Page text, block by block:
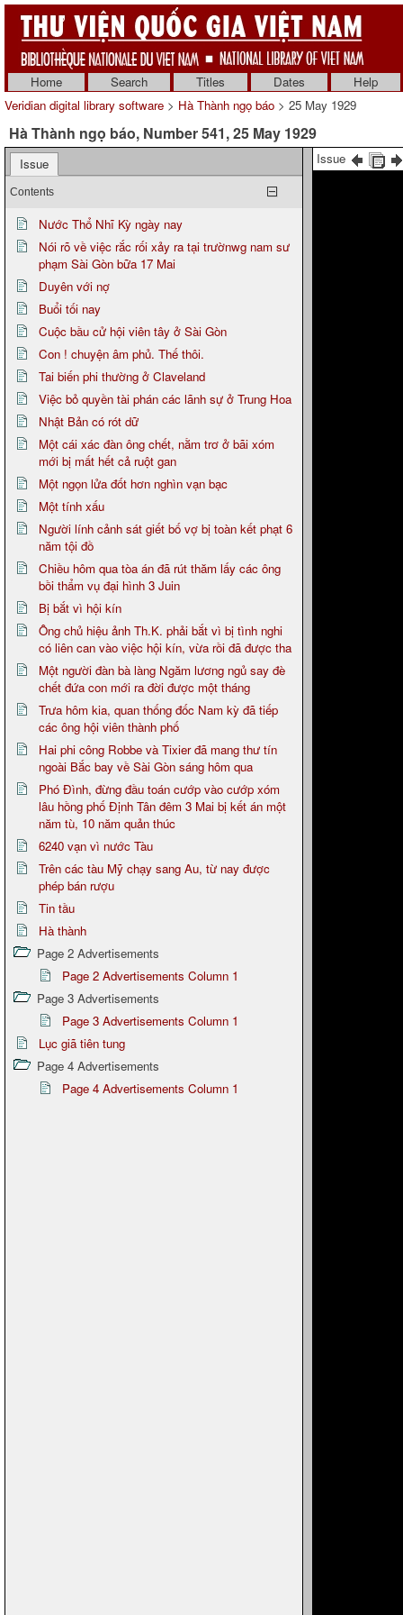
Home Search Titles Dates
Help
Veridian digital library software > Hà Thành ngọ báo > 25 May 1929
Hà Thành ngọ báo, Number 541, 25 May 1929
Issue
Contents
Nước Thổ Nhĩ Kỳ ngày nay
Nói rõ về việc rắc rối xảy ra tại trườnwg nam sư
phạm Sài Gòn bữa 17 Mai
Duyên với nợ
Buổi tối nay
Cuộc bầu cử hội viên tây ở Sài Gòn
Con ! chuyện âm phủ. Thế thôi.
Tai biến phi thường ở Claveland
Việc bỏ quyền tài phán các lãnh sự ở Trung Hoa
Nhật Bản có rót dữ
Một cái xác đàn ông chết, nằm trơ ở bãi xóm
mới bị mất hết cả ruột gan
Một ngọn lửa đốt hơn nghìn vạn bạc
Một tính xấu
Người lính cảnh sát giết bố vợ bị toàn kết phạt 6
năm tội đồ
Chiều hôm qua tòa án đã rút thăm lấy các ông
bồi thẩm vụ đại hình 3 Juin
Bị bắt vì hội kín
Ông chủ hiệu ảnh Th.K. phải bắt vì bị tình nghi
có liên can vào việc hội kín, vừa rồi đã được tha
Một người đàn bà làng Ngăm lương ngủ say đè
chết đứa con mới ra đời được một tháng
Trưa hôm kia, quan thống đốc Nam kỳ đã tiếp
các ông hội viên thành phố
Hai phi công Robbe và Tixier đã mang thư tín
ngoài Bắc bay về Sài Gòn sáng hôm qua
Phó Đình, đừng đầu toán cướp vào cướp xóm
lâu hồng phố Định Tân đêm 3 Mai bị kết án một
năm tù, 10 năm quản thúc
6240 vạn vì nước Tàu
Trên các tàu Mỹ chạy sang Au, từ nay được
phép bán rượu
Tin tầu
Hà thành
Page 2 Advertisements
Page 2 Advertisements Column 1
Page 3 Advertisements
Page 3 Advertisements Column 1
Lục giã tiên tung
Page 4 Advertisements
Page 4 Advertisements Column 1
Issue